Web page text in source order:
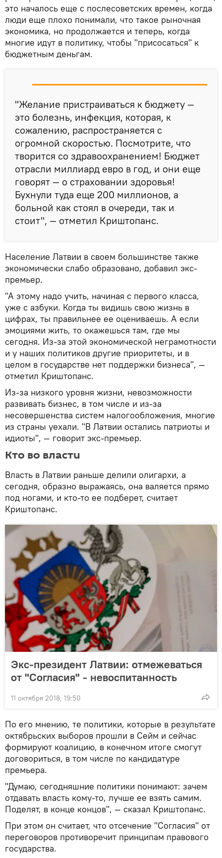
это началось еще с послесоветских времен, когда
люди еще плохо понимали, что такое рыночная
экономика, но продолжается и теперь, когда
многие идут в политику, чтобы "присосаться" к
бюджетным деньгам.
"Желание пристраиваться к бюджету —
это болезнь, инфекция, которая, к
сожалению, распространяется с
огромной скоростью. Посмотрите, что
творится со здравоохранением! Бюджет
отрасли миллиард евро в год, и они еще
говорят — о страховании здоровья!
Бухнули туда еще 200 миллионов, а
больной как стоял в очереди, так и
стоит", — отметил Криштопанс.
Население Латвии в своем большинстве также
экономически слабо образовано, добавил экс-
премьер.
"А этому надо учить, начиная с первого класса,
уже с азбуки. Когда ты видишь свою жизнь в
цифрах, ты правильнее ее оцениваешь. А если
эмоциями жить, то окажешься там, где мы
сегодня. Из-за этой экономической неграмотности
и у наших политиков другие приоритеты, и в
целом в государстве нет поддержки бизнеса", —
отметил Криштопанс.
Из-за низкого уровня жизни, невозможности
развивать бизнес, в том числе и из-за
несовершенства систем налогообложения, многие
из страны уехали. "В Латвии остались патриоты и
идиоты", — говорит экс-премьер.
Кто во власти
Власть в Латвии раньше делили олигархи, а
сегодня, образно выражаясь, она валяется прямо
под ногами, и кто-то ее подберет, считает
Криштопанс.
Экс-президент Латвии: отмежеваться
от "Согласия" - невоспитанность
11 октября 2018, 19:50
По его мнению, те политики, которые в результате
октябрьских выборов прошли в Сейм и сейчас
формируют коалицию, в конечном итоге смогут
договориться, в том числе по кандидатуре
премьера.
"Думаю, сегодняшние политики понимают: зачем
отдавать власть кому-то, лучше ее взять самим.
Поделят, в конце концов", — сказал Криштопанс.
При этом он считает, что отсечение "Согласия" от
переговоров противоречит принципам правового
государства.